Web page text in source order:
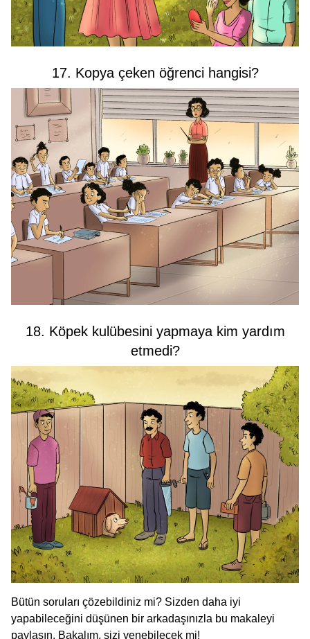
17. Kopya çeken öğrenci hangisi?
18. Köpek kulübesini yapmaya kim yardım
etmedi?
Bütün soruları çözebildiniz mi? Sizden daha iyi
yapabileceğini düşünen bir arkadaşınızla bu makaleyi
paylaşın. Bakalım, sizi yenebilecek mi!